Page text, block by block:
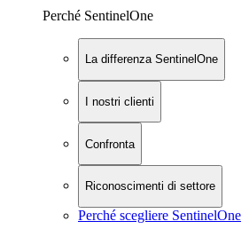
Perché SentinelOne
La differenza SentinelOne
I nostri clienti
Confronta
Riconoscimenti di settore
Perché scegliere SentinelOne